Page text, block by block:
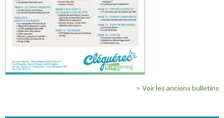
> Voir les anciens bulletins